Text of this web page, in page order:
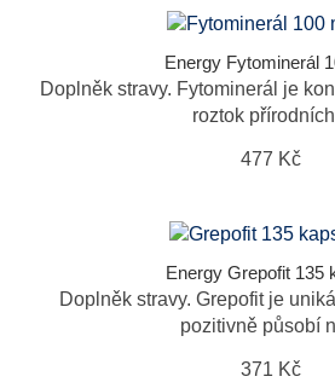
Energy Fytominerál
Doplněk stravy. Fytominerál je
roztok
477 Kč
Energy Grepofit 135
Doplněk stravy. Grepofit je
pozitivně působí
371 Kč